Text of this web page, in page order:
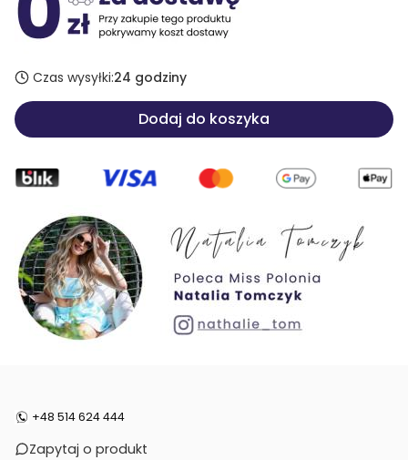
Czas wysyłki:24 godziny
Dodaj do koszyka
+48 514 624 444‬
Zapytaj o produkt